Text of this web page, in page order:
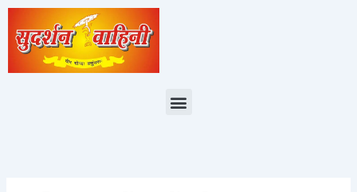
Skip
content
Menu